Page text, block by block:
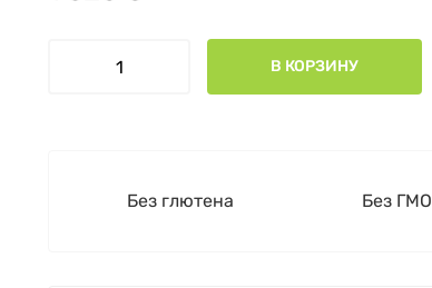
В КОРЗИНУ
Без глютена Без ГМО